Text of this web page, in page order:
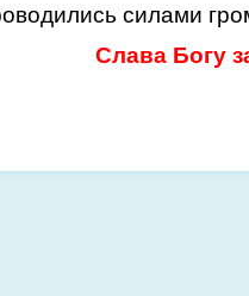
силами
Слава Богу